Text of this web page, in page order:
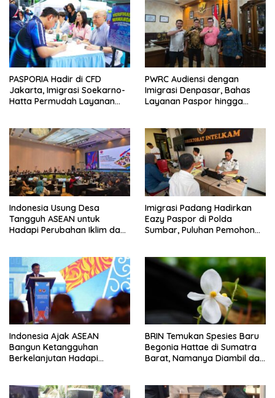
PASPORIA Hadir di CFD
Jakarta, Imigrasi Soekarno-
Hatta Permudah Layanan
PWRC Audiensi dengan
Imigrasi Denpasar, Bahas
Layanan Paspor hingga
Indonesia Usung Desa
Tangguh ASEAN untuk
Hadapi Perubahan Iklim dan
Imigrasi Padang Hadirkan
Eazy Paspor di Polda
Sumbar, Puluhan Pemohon
Indonesia Ajak ASEAN
Bangun Ketangguhan
Berkelanjutan Hadapi
BRIN Temukan Spesies Baru
Begonia Hattae di Sumatra
Barat, Namanya Diambil dari